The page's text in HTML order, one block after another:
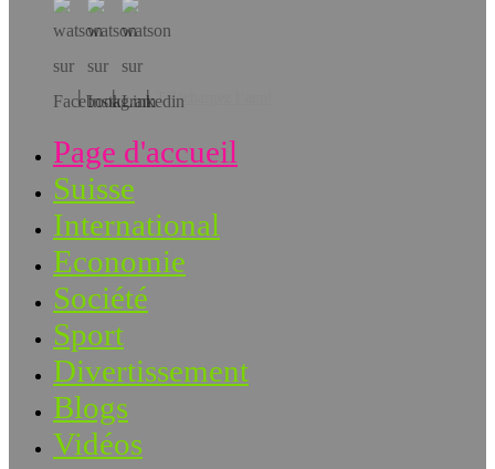
Téléchargez l’app!
Page d'accueil
Suisse
International
Economie
Société
Sport
Divertissement
Blogs
Vidéos